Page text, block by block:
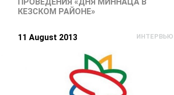
КЕЗСКОМ РАЙОНЕ»
11 August 2013 ИНТЕРВЬЮ